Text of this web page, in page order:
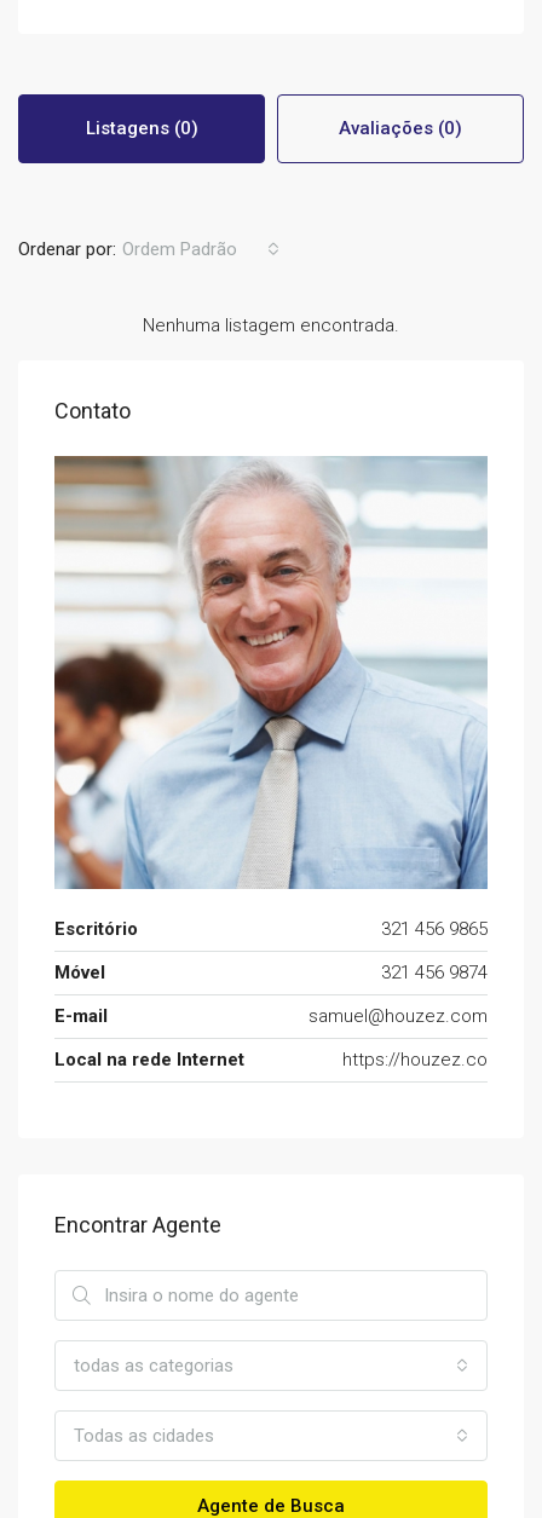
Listagens (0) Avaliações (0)
Ordenar por: Ordem Padrão
Nenhuma listagem encontrada.
Contato
Escritório
321 456 9865
Móvel
321 456 9874
E-mail
samuel@houzez.com
Local na rede Internet
https://houzez.co
Encontrar Agente
todas as categorias
Todas as cidades
Agente de Busca